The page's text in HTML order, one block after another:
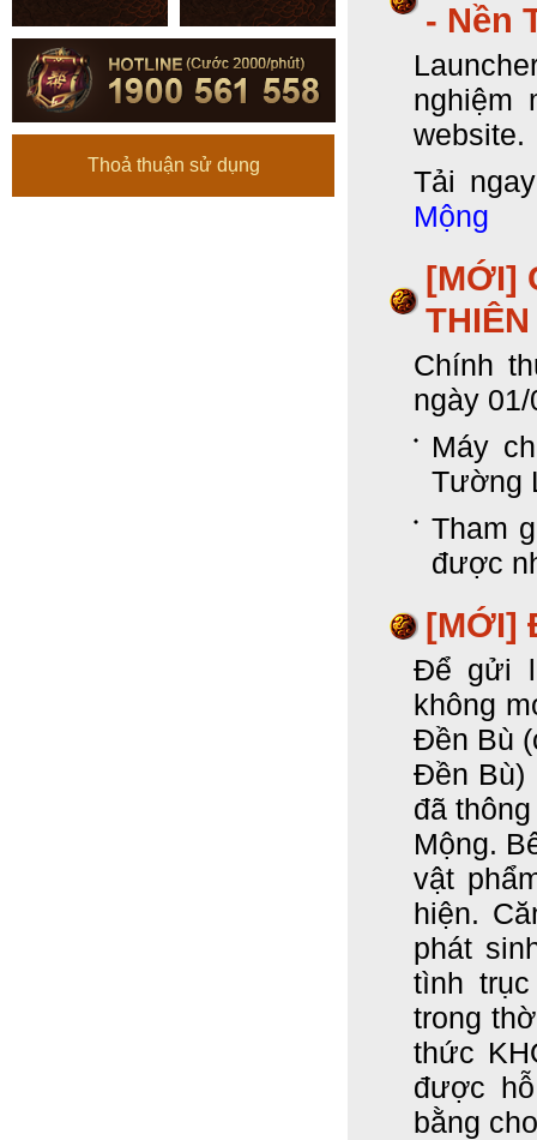
Thoả thuận sử dụng
- Nền
nghiệm
website.
Tải
Mộng
[MỚI]
THIÊN
Chính
ngày
Máy
Tường
Tham
được
[MỚI]
Để gửi
không
Đền Bù
Đền Bù)
đã
Mộng.
vật
hiện.
phát
tình
trong
thức
được
bằng